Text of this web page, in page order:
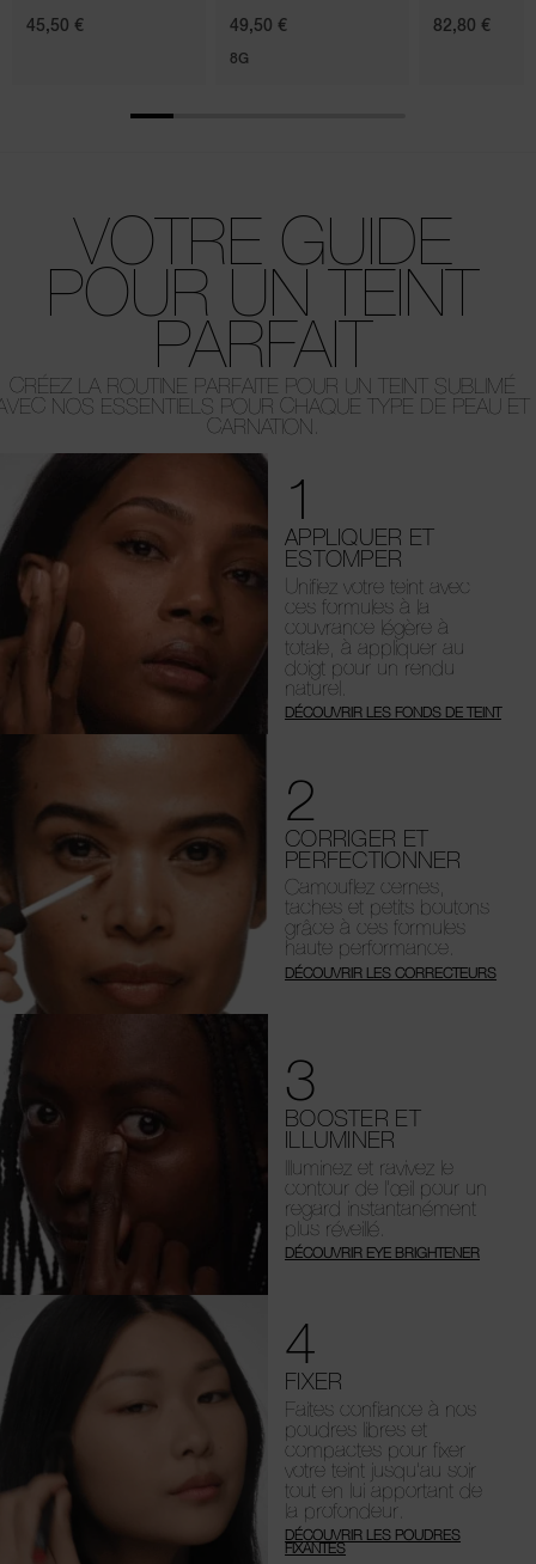
45,50 € 49,50 €
8G
82,80 €
VOTRE GUIDE
POUR UN TEINT
PARFAIT
CRÉEZ LA ROUTINE PARFAITE POUR UN TEINT SUBLIMÉ
NOS ESSENTIELS POUR CHAQUE TYPE DE PEAU ET
CARNATION.
1
APPLIQUER ET
ESTOMPER
Unifiez votre teint avec
ces formules à la
couvrance légère à
totale, à appliquer au
doigt pour un rendu
naturel.
DÉCOUVRIR LES FONDS DE TEINT
2
CORRIGER ET
PERFECTIONNER
Camouflez cernes,
taches et petits boutons
grâce à ces formules
haute performance.
DÉCOUVRIR LES CORRECTEURS
3
BOOSTER ET
ILLUMINER
Illuminez et ravivez le
contour de l’œil pour un
regard instantanément
plus réveillé.
DÉCOUVRIR EYE BRIGHTENER
4
FIXER
Faites confiance à nos
poudres libres et
compactes pour fixer
votre teint jusqu’au soir
tout en lui apportant de
la profondeur.
DÉCOUVRIR LES POUDRES
FIXANTES